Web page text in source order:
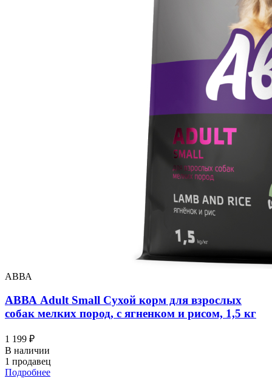
АВВА
АВВА Adult Small Сухой корм для взрослых
собак мелких пород, с ягненком и рисом, 1,5 кг
1 199 ₽
В наличии
1 продавец
Подробнее